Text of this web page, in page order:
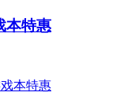
本特惠